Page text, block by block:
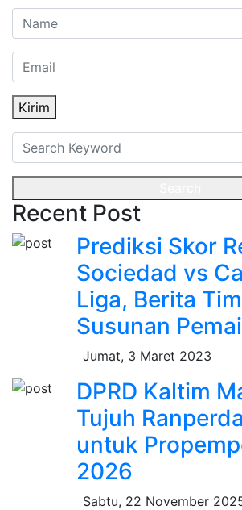
Kirim
Recent Post
Prediksi Skor
Sociedad vs
Liga, Berita
Susunan
Jumat, 3 Maret 2023
DPRD Kaltim
Tujuh
untuk
2026
Sabtu, 22 November